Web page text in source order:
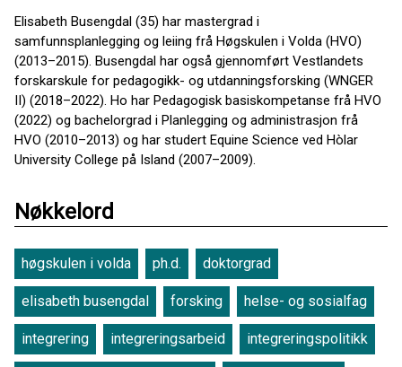
Elisabeth Busengdal (35) har mastergrad i
samfunnsplanlegging og leiing frå Høgskulen i Volda (HVO)
(2013–2015). Busengdal har også gjennomført Vestlandets
forskarskule for pedagogikk- og utdanningsforsking (WNGER
II) (2018–2022). Ho har Pedagogisk basiskompetanse frå HVO
(2022) og bachelorgrad i Planlegging og administrasjon frå
HVO (2010–2013) og har studert Equine Science ved Hòlar
University College på Island (2007–2009).
Nøkkelord
høgskulen i volda ph.d. doktorgrad
elisabeth busengdal forsking helse- og sosialfag
integrering integreringsarbeid integreringspolitikk